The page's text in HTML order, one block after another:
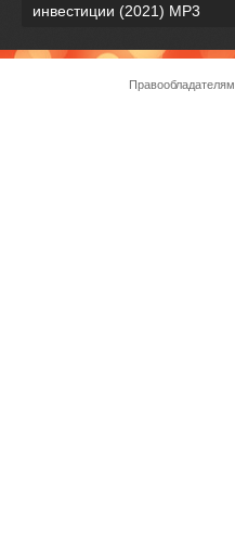
инвестиции (2021) МР3
Правообладателям